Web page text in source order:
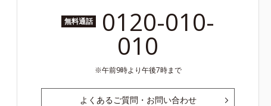
無料通話 0120-010-
010
午前9時より午後7時まで
よくあるご質問・お問い合わせ